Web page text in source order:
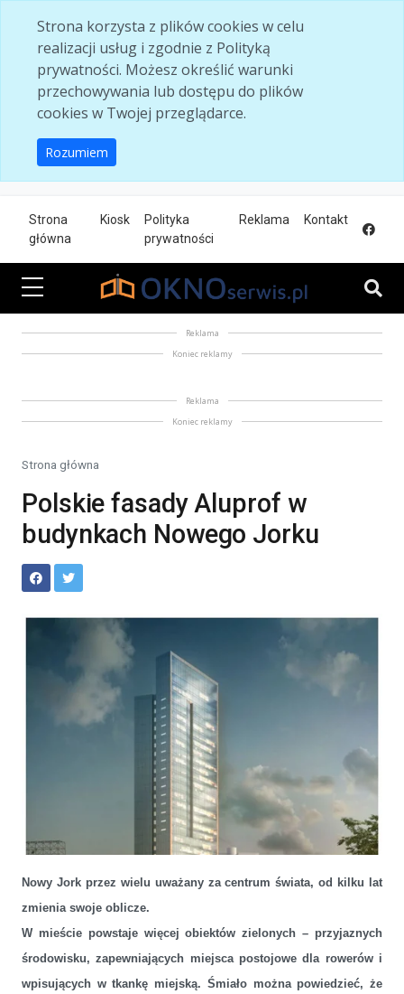
Strona korzysta z plików cookies w celu
realizacji usług i zgodnie z Polityką
prywatności. Możesz określić warunki
przechowywania lub dostępu do plików
cookies w Twojej przeglądarce.
Rozumiem
Strona
główna
Kiosk
Polityka
prywatności
Reklama Kontakt
Reklama
Koniec reklamy
Reklama
Koniec reklamy
Strona główna
Polskie fasady Aluprof w
budynkach Nowego Jorku
Nowy Jork przez wielu uważany za centrum świata, od kilku lat
zmienia swoje oblicze.
W mieście powstaje więcej obiektów zielonych – przyjaznych
środowisku, zapewniających miejsca postojowe dla rowerów i
wpisujących w tkankę miejską. Śmiało można powiedzieć, że